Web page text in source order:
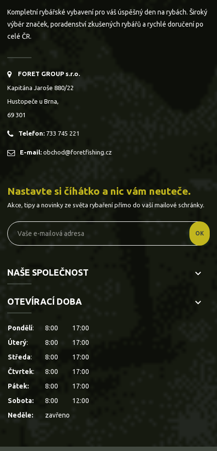
Kompletní rybářské vybavení pro váš úspěšný den na rybách. Široký
výběr značek, poradenství zkušených rybářů a rychlé doručení po
celé ČR.
FORET GROUP s.r.o.
Kapitána Jaroše 880/22
Hustopeče u Brna,
69 301
Telefon: 733 745 221
E-mail: obchod@foretfishing.cz
Nastavte si číhátko a nic vám neuteče.
Akce, tipy a novinky ze světa rybaření přímo do vaší mailové schránky.
NAŠE SPOLEČNOST keyboard_arrow_down
OTEVÍRACÍ DOBA keyboard_arrow_down
Pondělí: 8:00
17:00
Úterý: 8:00
17:00
Středa: 8:00
17:00
Čtvrtek: 8:00
17:00
Pátek:
8:00
17:00
Sobota:
8:00
12:00
Neděle:
zavřeno